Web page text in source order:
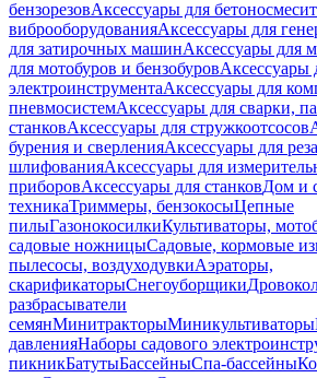
бензорезовАксессуары для
виброоборудованияАксессуары для
для затирочных машинАксессуары для
для мотобуров и бензобуровАксессуары
электроинструментаАксессуары для
пневмосистемАксессуары для сварки,
станковАксессуары для стружкоотсосов
бурения и сверленияАксессуары для
шлифованияАксессуары для
приборовАксессуары для станковДом и
техникаТриммеры, бензокосыЦепные
пилыГазонокосилкиКультиваторы,
садовые ножницыСадовые, кормовые
пылесосы, воздуходувкиАэраторы,
скарификаторыСнегоуборщики
разбрасыватели
семянМинитракторыМиникультиваторы
давленияНаборы садового
пикникБатутыБассейныСпа-бассейны